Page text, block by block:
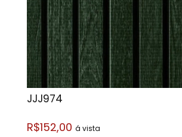
JJJ974
R$152,00 á vista